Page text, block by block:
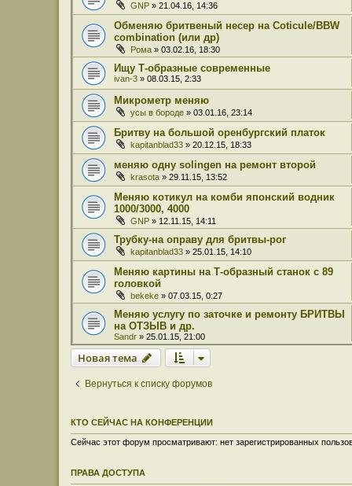
GNP » 21.04.16, 14:36
Обменяю бритвеный несер на Coticule/BBW
combination (или др)
Рома » 03.02.16, 18:30
Ищу Т-образные современные
ivan-3 » 08.03.15, 2:33
Микрометр меняю
усы в бороде » 03.01.16, 23:14
Бритву на большой оренбургский платок
kapitanblad33 » 20.12.15, 18:33
меняю одну solingen на ремонт второй
krasota » 29.11.15, 13:52
Меняю котикул на комби японский водник
1000/3000, 4000
GNP » 12.11.15, 14:11
Трубку-на оправу для бритвы-рог
kapitanblad33 » 25.01.15, 14:10
Меняю картины на Т-образный станок с 89
головкой
bekeke » 07.03.15, 0:27
Меняю услугу по заточке и ремонту БРИТВЫ
на ОТЗЫВ и др.
Sandr » 25.01.15, 21:00
Новая тема
Вернуться к списку форумов
КТО СЕЙЧАС НА КОНФЕРЕНЦИИ
Сейчас этот форум просматривают: нет зарегистрированных
ПРАВА ДОСТУПА